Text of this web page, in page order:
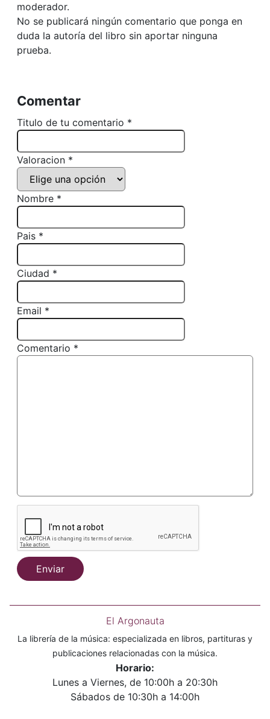
moderador.
No se publicará ningún comentario que ponga en
duda la autoría del libro sin aportar ninguna
prueba.
Comentar
Titulo de tu comentario *
Valoracion *
Nombre *
Pais *
Ciudad *
Email *
Comentario *
Enviar
El Argonauta
La librería de la música: especializada en libros, partituras y
publicaciones relacionadas con la música.
Horario:
Lunes a Viernes, de 10:00h a 20:30h
Sábados de 10:30h a 14:00h